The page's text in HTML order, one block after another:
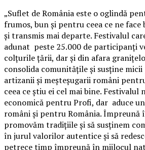
„Suflet de România este o oglindă
frumos, bun și pentru ceea ce ne
și transmis mai departe. Festivalul
adunat peste 25.000 de participanți
colțurile țării, dar și din afara
consolida comunitățile și susține
artizanii și meșteșugarii români
ceea ce știu ei cel mai bine. Festivalul
economică pentru Profi, dar aduce
români și pentru România. Împreună
promovăm tradițiile și să susținem
în jurul valorilor autentice și să
petrece timp împreună în mijlocul